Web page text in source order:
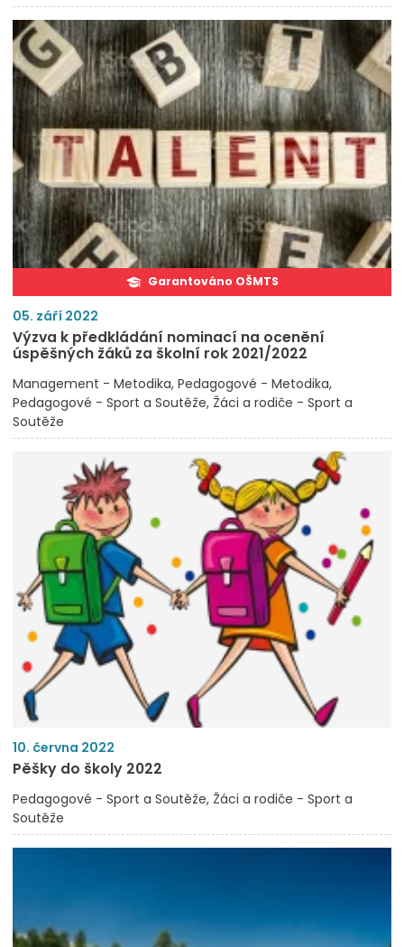
Garantováno OŠMTS
05. září 2022
Výzva k předkládání nominací na ocenění
úspěšných žáků za školní rok 2021/2022
Management - Metodika Pedagogové - Metodika
Pedagogové - Sport a Soutěže Žáci a rodiče - Sport a
Soutěže
10. června 2022
Pěšky do školy 2022
Pedagogové - Sport a Soutěže Žáci a rodiče - Sport a
Soutěže